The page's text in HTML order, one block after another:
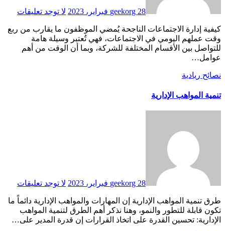
geekorg 28 فبراير، 2023 لا توجد تعليقات
كيفية إدارة الاجتماعات الناجحة يُمضي الموظفون ما يقارب من ربع
وقت عملهم اليومي في الاجتماعات، فهي تُعتبر وسيلة هامة
للتواصل بين الأقسام المختلفة للشركة، وبما أن الوقت من أهم
عوامل…
نصائح ريادية
تنمية المواهب الإدارية
geekorg 28 فبراير، 2023 لا توجد تعليقات
طرق تنمية المواهب الإدارية إن المهارات والمواهب الإدارية دائماً ما
تكون قابلة للتطور والنمو، وهنا نذكر أهم الطرق لتنمية المواهب
الإدارية: تحسين القدرة على اتخاذ القرارات إن قدرة المدير على…